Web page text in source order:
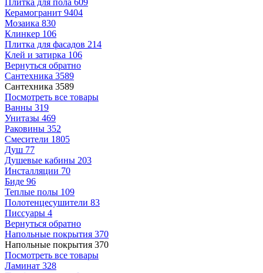
Плитка для пола 609
Керамогранит 9404
Мозаика 830
Клинкер 106
Плитка для фасадов 214
Клей и затирка 106
Вернуться обратно
Сантехника 3589
Сантехника 3589
Посмотреть все товары
Ванны 319
Унитазы 469
Раковины 352
Смесители 1805
Душ 77
Душевые кабины 203
Инсталляции 70
Биде 96
Теплые полы 109
Полотенцесушители 83
Писсуары 4
Вернуться обратно
Напольные покрытия 370
Напольные покрытия 370
Посмотреть все товары
Ламинат 328